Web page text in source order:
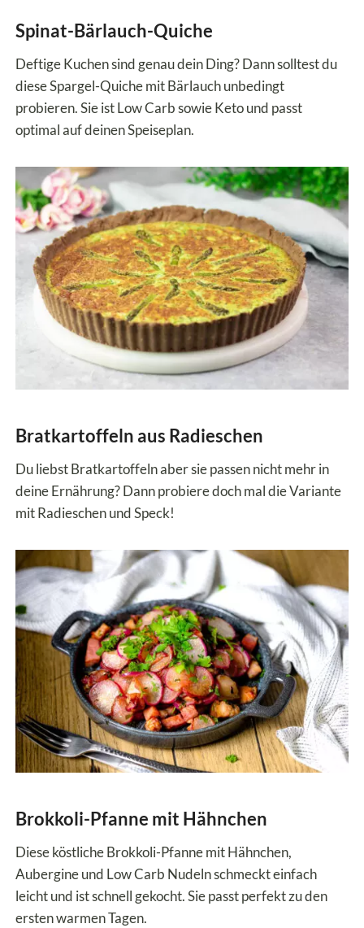
Spinat-Bärlauch-Quiche
Deftige Kuchen sind genau dein Ding? Dann solltest du
diese Spargel-Quiche mit Bärlauch unbedingt
probieren. Sie ist Low Carb sowie Keto und passt
optimal auf deinen Speiseplan.
Bratkartoffeln aus Radieschen
Du liebst Bratkartoffeln aber sie passen nicht mehr in
deine Ernährung? Dann probiere doch mal die Variante
mit Radieschen und Speck!
Brokkoli-Pfanne mit Hähnchen
Diese köstliche Brokkoli-Pfanne mit Hähnchen,
Aubergine und Low Carb Nudeln schmeckt einfach
leicht und ist schnell gekocht. Sie passt perfekt zu den
ersten warmen Tagen.